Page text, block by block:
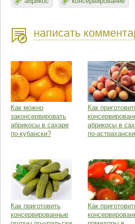
написать
Как можно
законсервировать
абрикосы в сахаре
по-кубански?
Как
абрикосы в
по-
Как приготовить
консервированные
Как